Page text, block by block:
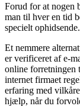
Forud for at nogen
man til hver en tid
specielt ophidsende.
Et nemmere
er verificeret af e-
online forretningen
internet firmaet
erfaring med
hjælp, når du